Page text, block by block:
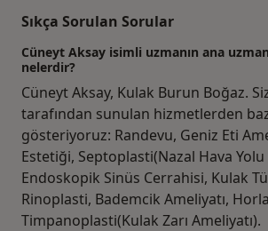
Sıkça Sorulan Sorular
Cüneyt Aksay isimli uzmanın ana
nelerdir?
Cüneyt Aksay, Kulak Burun Boğaz.
tarafından sunulan hizmetlerden
gösteriyoruz: Randevu, Geniz Eti
Estetiği, Septoplasti(Nazal Hava
Endoskopik Sinüs Cerrahisi, Kulak
Rinoplasti, Bademcik Ameliyatı,
Timpanoplasti(Kulak Zarı Ameliyatı).